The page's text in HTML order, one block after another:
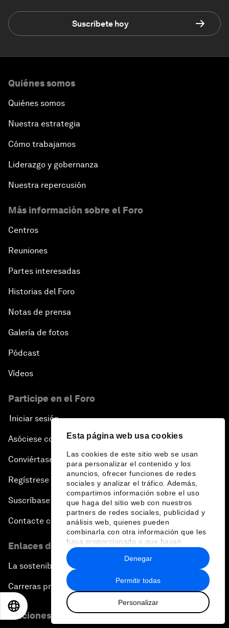
Esta página web usa cookies
Las cookies de este sitio web se usan
para personalizar el contenido y los
anuncios, ofrecer funciones de redes
sociales y analizar el tráfico. Además,
compartimos información sobre el uso
que haga del sitio web con nuestros
partners de redes sociales, publicidad y
análisis web, quienes pueden
combinarla con otra información que les
haya proporcionado o que hayan
recopilado a partir del uso que haya
hecho de sus servicios.
Permitir todas
Personalizar
Denegar
Suscríbete hoy
Quiénes somos
Quiénes somos
Nuestra estrategia
Cómo trabajamos
Liderazgo y gobernanza
Nuestra repercusión
Más información sobre el Foro
Centros
Reuniones
Partes interesadas
Historias del Foro
Notas de prensa
Galería de fotos
Pódcast
Vídeos
Participe en el Foro
Iniciar sesión
Asóciese con nosotros
Conviértase en miembro
Regístrese para recibir nuestras notas de prensa
Suscríbase a nuestros boletines
Contacte con nosotros
Enlaces directos
La sostenibilidad en el Foro
Carreras profesionales
Ediciones en otros idiomas